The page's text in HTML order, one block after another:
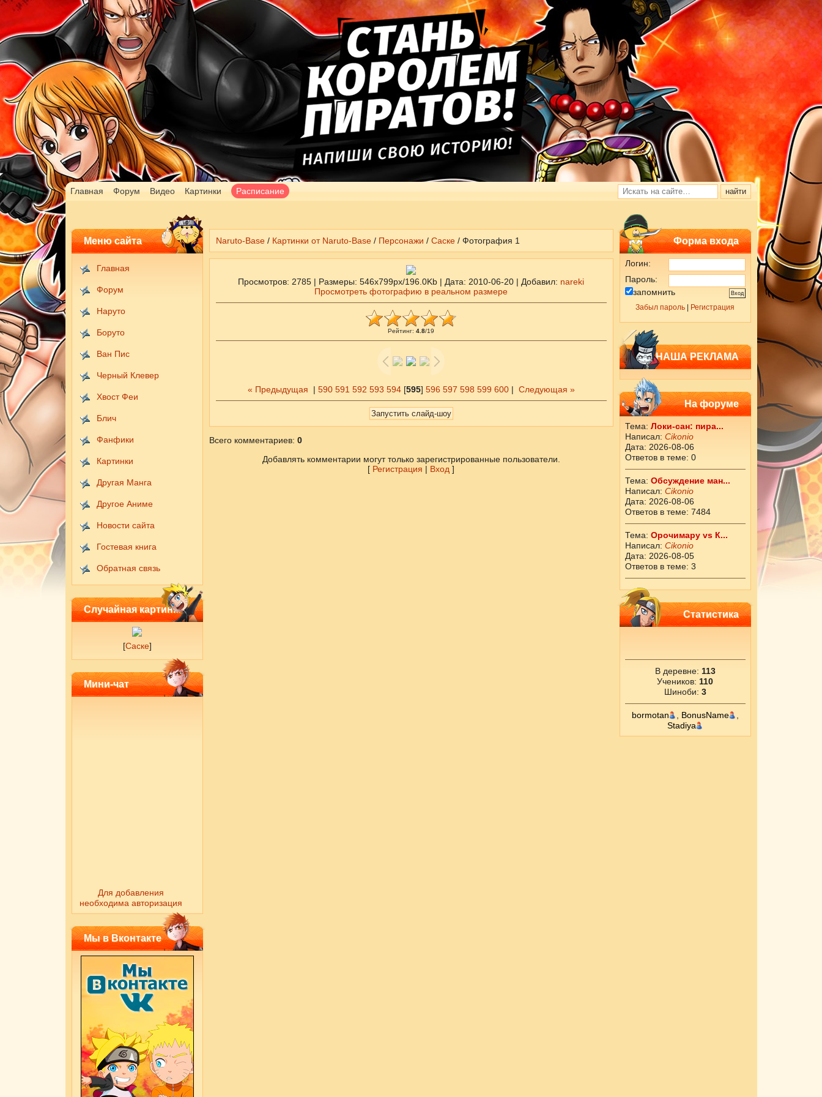
Главная Форум Видео Картинки Расписание
Меню сайта
Главная
Форум
Наруто
Боруто
Ван Пис
Черный Клевер
Хвост Феи
Блич
Фанфики
Картинки
Другая Манга
Другое Аниме
Новости сайта
Гостевая книга
Обратная связь
Случайная картинка
[Саске]
Мини-чат
Для добавления
необходима авторизация
Мы в Вконтакте
Форма входа
Логин:
Пароль:
запомнить
Забыл пароль Регистрация
НАША РЕКЛАМА
На форуме
Тема: Локи-сан: пира...
Написал: Cikоnio
Дата: 2026-08-06
Ответов в теме: 0
Тема: Обсуждение ман...
Написал: Cikоnio
Дата: 2026-08-06
Ответов в теме: 7484
Тема: Орочимару vs К...
Написал: Cikоnio
Дата: 2026-08-05
Ответов в теме: 3
Статистика
В деревне: 113
Учеников: 110
Шиноби: 3
bormotan BonusName
Stadiya
Naruto-Base/ Картинки от Naruto-Base/ Персонажи / Саске/ Фотография 1
Просмотров: 2785 | Размеры: 546x799px/196.0Kb | Дата: 2010-06-20 | Добавил: nareki
Просмотреть фотографию в реальном размере
Рейтинг: 4.8/19
« Предыдущая | 590 591 592 593 594[595] 596 597 598 599 600| Следующая »
Всего комментариев: 0
Добавлять комментарии могут только зарегистрированные пользователи.
[ Регистрация | Вход ]